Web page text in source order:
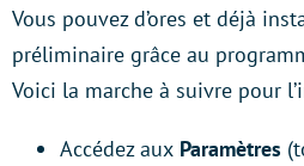
Vous pouvez d’ores et déjà
préliminaire grâce au
Voici la marche à suivre pour
Accédez aux Paramètres